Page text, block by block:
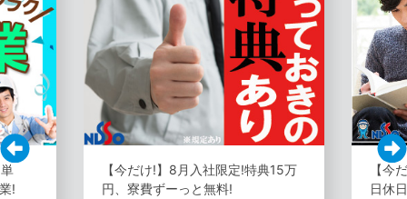
!
【今だけ!】8月入社限定!特典15万
円、寮費ずーっと無料!
【今
日休